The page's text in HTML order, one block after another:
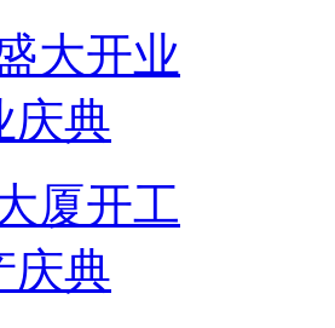
大开业
庆典
厦开工
庆典